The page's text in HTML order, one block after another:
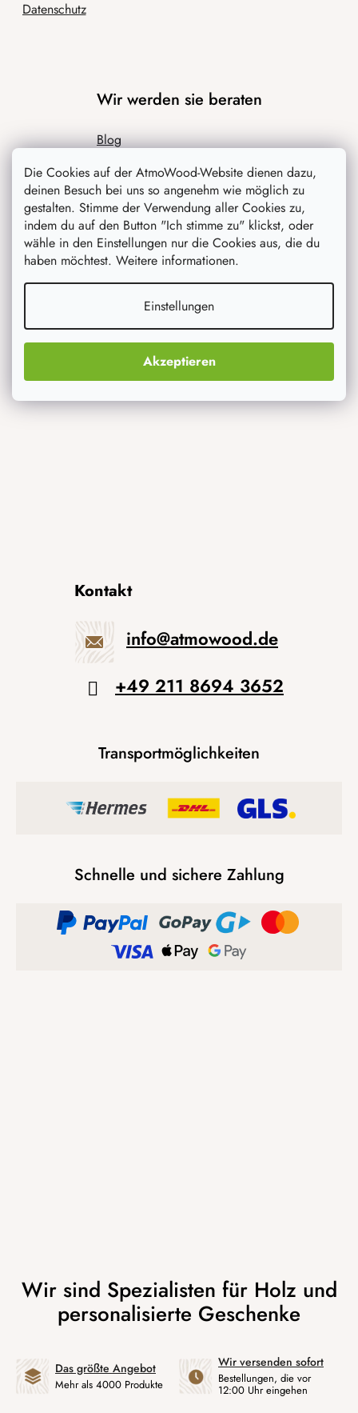
Die Cookies auf der AtmoWood-Website dienen dazu,
deinen Besuch bei uns so angenehm wie möglich zu
gestalten. Stimme der Verwendung aller Cookies zu,
indem du auf den Button "Ich stimme zu" klickst, oder
wähle in den Einstellungen nur die Cookies aus, die du
haben möchtest. Weitere informationen.
Einstellungen
Akzeptieren
Datenschutz
Wir werden sie beraten
Blog
Inspiration
Was interessiert dich am meisten
Kontakt
info@atmowood.de
+49 211 8694 3652
Transportmöglichkeiten
Schnelle und sichere Zahlung
Das größte Angebot
Mehr als 4000 Produkte
Wir versenden sofort
Bestellungen, die vor
12:00 Uhr eingehen